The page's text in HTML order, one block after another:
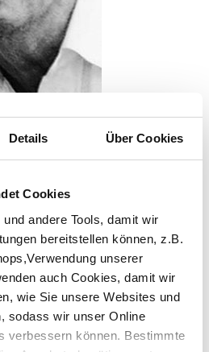
Details Über Cookies
Cookies
andere Tools, damit wir
bereitstellen können, z.B.
unserer
auch Cookies, damit wir
wie Sie unsere Websites und
sodass wir unser Online
verbessern können. Bestimmte
1935 in Bremen geboren und,
weil er für Franzosen leichter
Dior und Madame Grès gründete er
darauf eroberten seine Entwürfe den
in Paris, der Provence und